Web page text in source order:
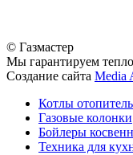
© Газмастер
Мы гарантируем
Создание сайта Media
Котлы
Газовые колонки
Бойлеры
Техника для